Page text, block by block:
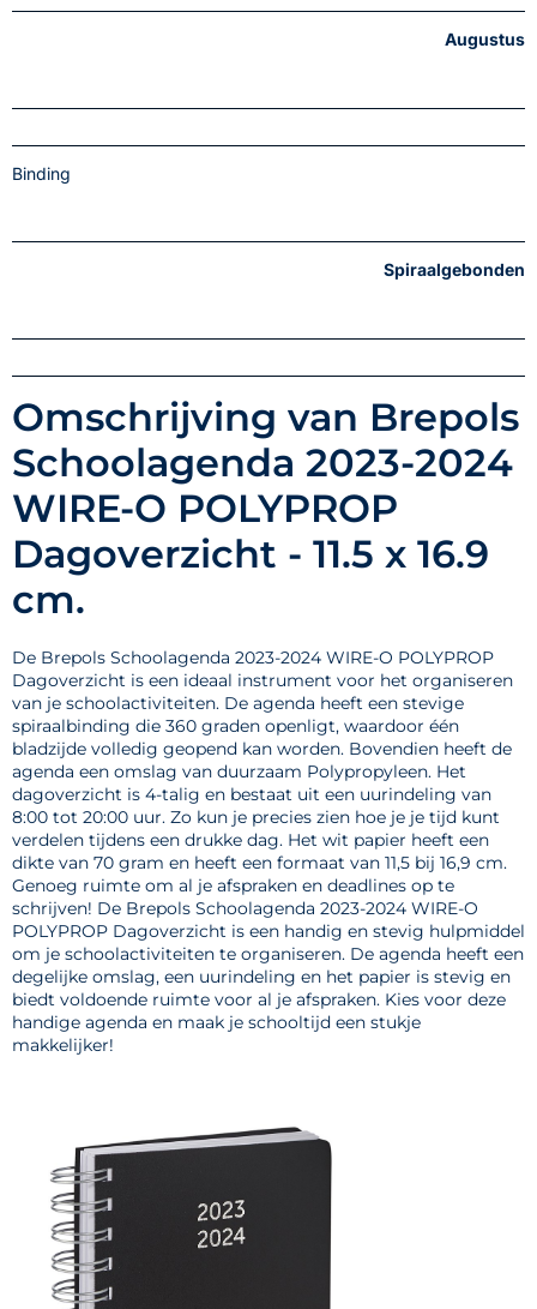
Augustus
Binding
Spiraalgebonden
Omschrijving van Brepols
Schoolagenda 2023-2024
WIRE-O POLYPROP
Dagoverzicht - 11.5 x 16.9
cm.
De Brepols Schoolagenda 2023-2024 WIRE-O POLYPROP
Dagoverzicht is een ideaal instrument voor het organiseren
van je schoolactiviteiten. De agenda heeft een stevige
spiraalbinding die 360 graden openligt, waardoor één
bladzijde volledig geopend kan worden. Bovendien heeft de
agenda een omslag van duurzaam Polypropyleen. Het
dagoverzicht is 4-talig en bestaat uit een uurindeling van
8:00 tot 20:00 uur. Zo kun je precies zien hoe je je tijd kunt
verdelen tijdens een drukke dag. Het wit papier heeft een
dikte van 70 gram en heeft een formaat van 11,5 bij 16,9 cm.
Genoeg ruimte om al je afspraken en deadlines op te
schrijven! De Brepols Schoolagenda 2023-2024 WIRE-O
POLYPROP Dagoverzicht is een handig en stevig hulpmiddel
om je schoolactiviteiten te organiseren. De agenda heeft een
degelijke omslag, een uurindeling en het papier is stevig en
biedt voldoende ruimte voor al je afspraken. Kies voor deze
handige agenda en maak je schooltijd een stukje
makkelijker!